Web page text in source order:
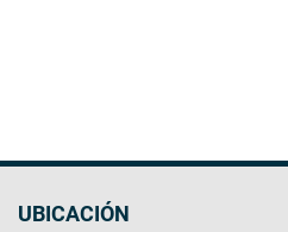
UBICACIÓN